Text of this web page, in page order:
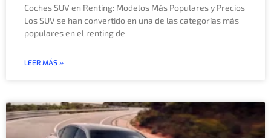
Coches SUV en Renting: Modelos Más Populares y Precios
Los SUV se han convertido en una de las categorías más
populares en el renting de
LEER MÁS »